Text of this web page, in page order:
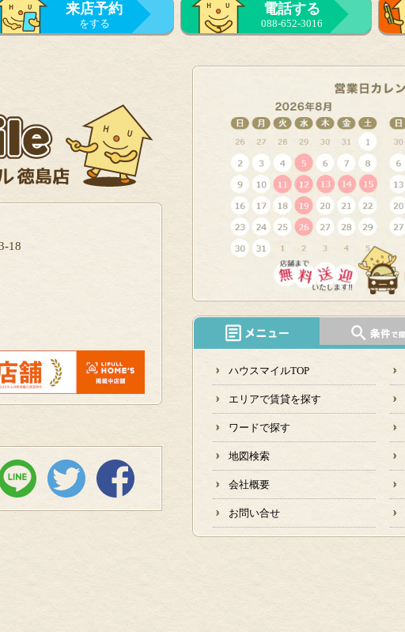
来店予約
をする
電話する
088-652-3016
18
ハウスマイルTOP
エリアで賃貸を探す
ワードで探す
地図検索
会社概要
お問い合せ